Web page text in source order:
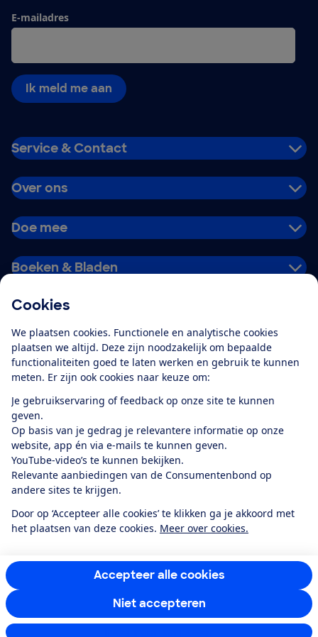
Cookies
We plaatsen cookies. Functionele en analytische cookies
plaatsen we altijd. Deze zijn noodzakelijk om bepaalde
functionaliteiten goed te laten werken en gebruik te kunnen
meten. Er zijn ook cookies naar keuze om:
Je gebruikservaring of feedback op onze site te kunnen
geven.
Op basis van je gedrag je relevantere informatie op onze
website, app én via e-mails te kunnen geven.
YouTube-video’s te kunnen bekijken.
Relevante aanbiedingen van de Consumentenbond op
andere sites te krijgen.
Door op ‘Accepteer alle cookies’ te klikken ga je akkoord met
het plaatsen van deze cookies. Meer over cookies.
Accepteer alle cookies
Niet accepteren
E-mailadres
Ik meld me aan
Service & Contact
Over ons
Doe mee
Boeken & Bladen
Alles over de
app
Algemene Voorwaarden
Privacyverklaring
Cookiebeleid
Privacyvoorkeuren
Toegankelijkheid
RSS-feed nieuws
FacebookTwitterInstagram
YoutubeLinkedIn
12.901consumentenbeoordelen de Consumentenbondmet gemiddeld